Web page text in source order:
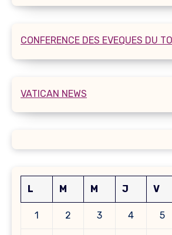
CONFERENCE DES EVEQUES DU
VATICAN NEWS
L M M J V
1 2 3 4 5